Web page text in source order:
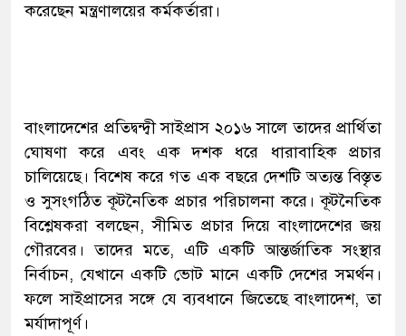
করেছেন মন্ত্রণালয়ের কর্মকর্তারা।
বাংলাদেশের প্রতিদ্বন্দ্বী সাইপ্রাস ২০১৬ সালে তাদের প্রার্থিতা
ঘোষণা করে এবং এক দশক ধরে ধারাবাহিক প্রচার
চালিয়েছে। বিশেষ করে গত এক বছরে দেশটি অত্যন্ত বিস্তৃত
ও সুসংগঠিত কূটনৈতিক প্রচার পরিচালনা করে। কূটনৈতিক
বিশ্লেষকরা বলছেন, সীমিত প্রচার দিয়ে বাংলাদেশের জয়
গৌরবের। তাদের মতে, এটি একটি আন্তর্জাতিক সংস্থার
নির্বাচন, যেখানে একটি ভোট মানে একটি দেশের সমর্থন।
ফলে সাইপ্রাসের সঙ্গে যে ব্যবধানে জিতেছে বাংলাদেশ, তা
মর্যাদাপূর্ণ।